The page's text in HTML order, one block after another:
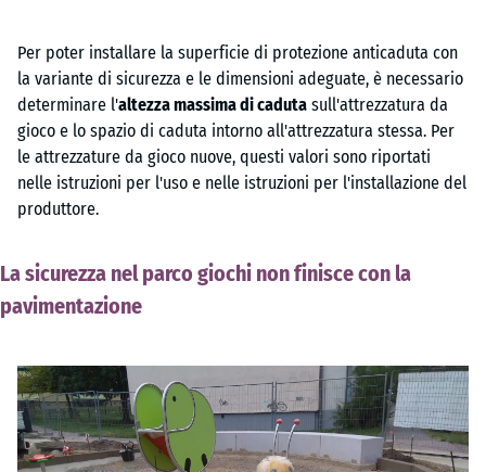
Per poter installare la superficie di protezione anticaduta con
la variante di sicurezza e le dimensioni adeguate, è necessario
determinare l'altezza massima di caduta sull'attrezzatura da
gioco e lo spazio di caduta intorno all'attrezzatura stessa. Per
le attrezzature da gioco nuove, questi valori sono riportati
nelle istruzioni per l'uso e nelle istruzioni per l'installazione del
produttore.
La sicurezza nel parco giochi non finisce con la
pavimentazione